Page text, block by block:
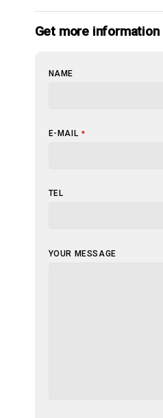
Get more
NAME
E-MAIL *
PHONE
TEL
YOUR MESSAGE